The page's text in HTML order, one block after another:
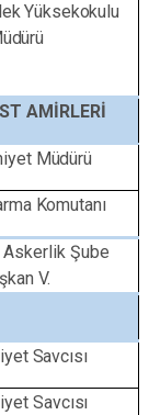
Yüksekokulu
AMİRLERİ
Müdürü
Komutanı
Askerlik Şube
V.
Savcısı
Savcısı